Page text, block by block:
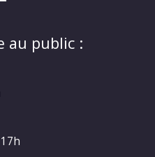
au public :